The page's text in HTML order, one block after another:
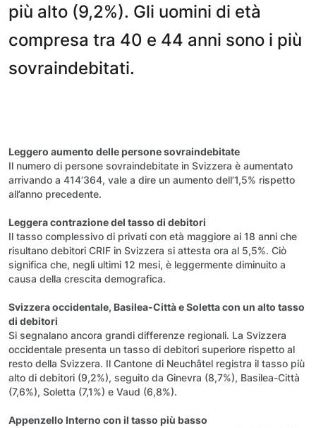
più alto (9,2%). Gli uomini di età
compresa tra 40 e 44 anni sono i più
sovraindebitati.
Leggero aumento delle persone sovraindebitate
Il numero di persone sovraindebitate in Svizzera è aumentato
arrivando a 414’364, vale a dire un aumento dell’1,5% rispetto
all’anno precedente.
Leggera contrazione del tasso di debitori
Il tasso complessivo di privati con età maggiore ai 18 anni che
risultano debitori CRIF in Svizzera si attesta ora al 5,5%. Ciò
significa che, negli ultimi 12 mesi, è leggermente diminuito a
causa della crescita demografica.
Svizzera occidentale, Basilea-Città e Soletta con un alto tasso
di debitori
Si segnalano ancora grandi differenze regionali. La Svizzera
occidentale presenta un tasso di debitori superiore rispetto al
resto della Svizzera. Il Cantone di Neuchâtel registra il tasso più
alto di debitori (9,2%), seguito da Ginevra (8,7%), Basilea-Città
(7,6%), Soletta (7,1%) e Vaud (6,8%).
Appenzello Interno con il tasso più basso